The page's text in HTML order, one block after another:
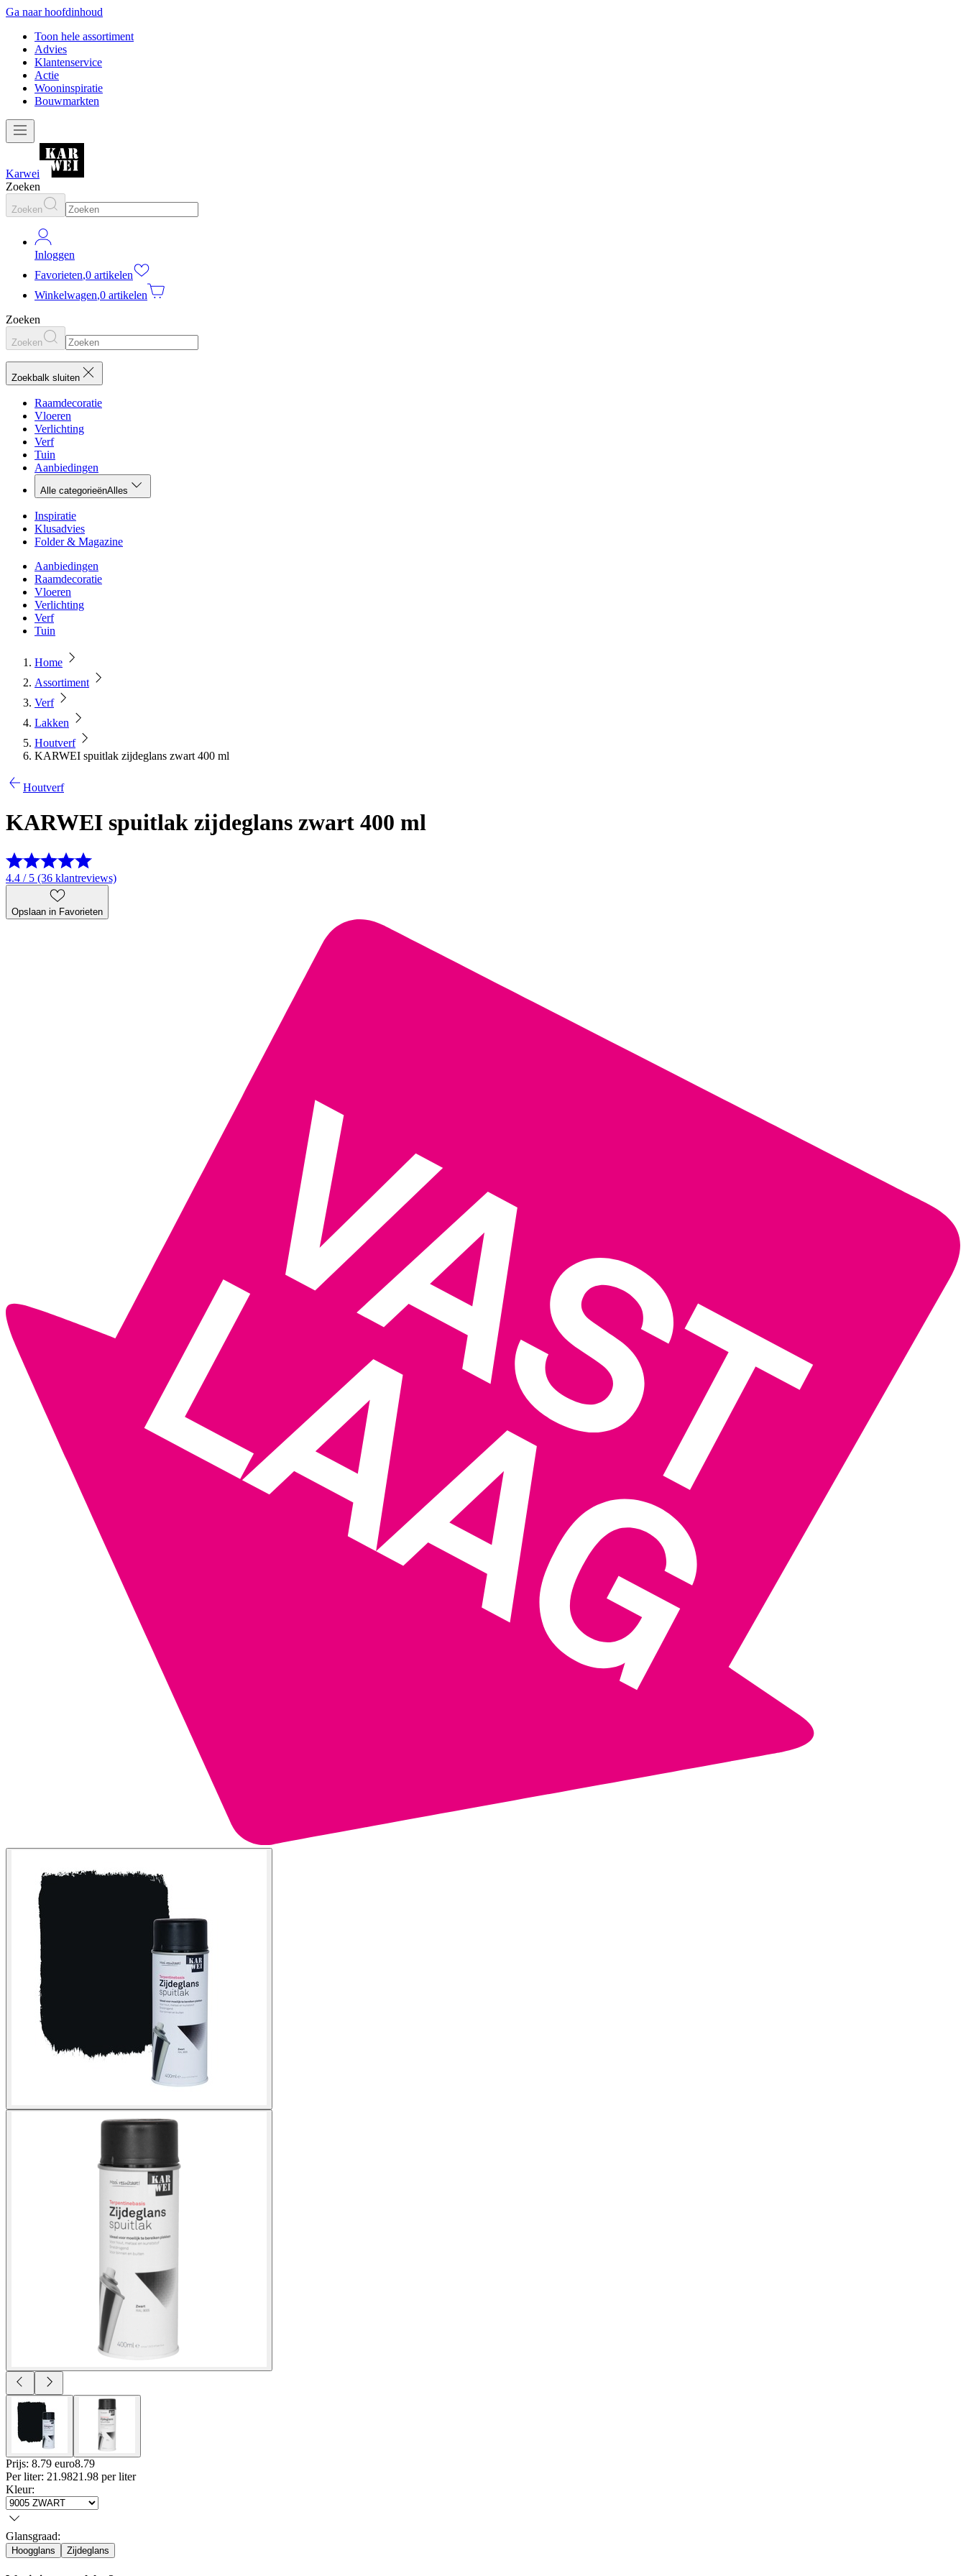
Ga naar hoofdinhoud
Toon hele assortiment
Advies
Klantenservice
Actie
Wooninspiratie
Bouwmarkten
Karwei
Zoeken
Zoeken
Inloggen
Favorieten,0 artikelen
Winkelwagen,0 artikelen
Zoeken
Zoeken
Zoekbalk sluiten
Raamdecoratie
Vloeren
Verlichting
Verf
Tuin
Aanbiedingen
Alle categorieënAlles
Inspiratie
Klusadvies
Folder & Magazine
Aanbiedingen
Raamdecoratie
Vloeren
Verlichting
Verf
Tuin
Home
Assortiment
Verf
Lakken
Houtverf
KARWEI spuitlak zijdeglans zwart 400 ml
Houtverf
KARWEI spuitlak zijdeglans zwart 400 ml
4.4 / 5 (36 klantreviews)
Opslaan in Favorieten
Prijs: 8.79 euro8.79
Per liter: 21.9821.98 per liter
Kleur:
Glansgraad:
Hoogglans Zijdeglans